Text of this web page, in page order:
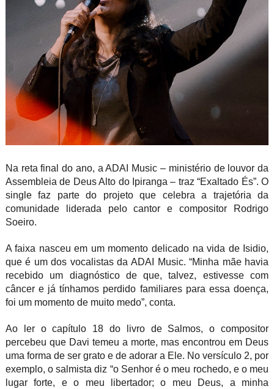
Na reta final do ano, a ADAI Music – ministério de louvor da
Assembleia de Deus Alto do Ipiranga – traz “Exaltado És”. O
single faz parte do projeto que celebra a trajetória da
comunidade liderada pelo cantor e compositor Rodrigo
Soeiro.
A faixa nasceu em um momento delicado na vida de Isidio,
que é um dos vocalistas da ADAI Music. “Minha mãe havia
recebido um diagnóstico de que, talvez, estivesse com
câncer e já tínhamos perdido familiares para essa doença,
foi um momento de muito medo”, conta.
Ao ler o capítulo 18 do livro de Salmos, o compositor
percebeu que Davi temeu a morte, mas encontrou em Deus
uma forma de ser grato e de adorar a Ele. No versículo 2, por
exemplo, o salmista diz “o Senhor é o meu rochedo, e o meu
lugar forte, e o meu libertador; o meu Deus, a minha